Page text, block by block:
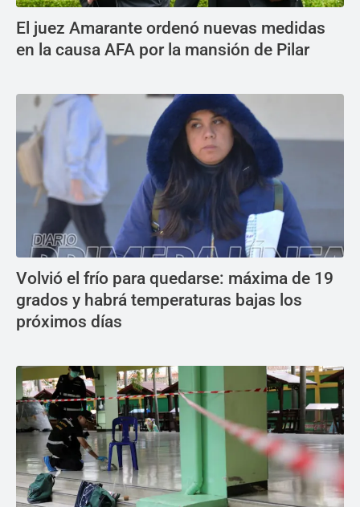
El juez Amarante ordenó nuevas medidas
en la causa AFA por la mansión de Pilar
Volvió el frío para quedarse: máxima de 19
grados y habrá temperaturas bajas los
próximos días